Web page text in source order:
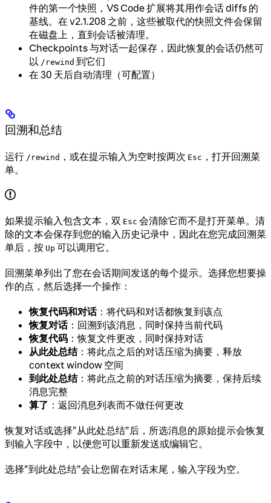
件的第一个快照，VS Code 扩展将其用作会话 diffs 的
基线。在 v2.1.208 之前，这些被取代的快照文件会保留
在磁盘上，直到会话被清理。
Checkpoints 与对话一起保存，因此恢复的会话仍然可
以 /rewind 到它们
在 30 天后自动清理（可配置）
回溯和总结
运行 /rewind ，或在提示输入为空时按两次 Esc ，打开回溯菜
单。
如果提示输入包含文本，双 Esc 会清除它而不是打开菜单。清
除的文本会保存到您的输入历史记录中，因此在您完成回溯菜
单后，按 Up 可以调用它。
回溯菜单列出了您在会话期间发送的每个提示。选择您想要操
作的点，然后选择一个操作：
恢复代码和对话：将代码和对话都恢复到该点
恢复对话：回溯到该消息，同时保持当前代码
恢复代码 ：恢复文件更改，同时保持对话
从此处总结：将此点之后的对话压缩为摘要，释放
context window 空间
到此处总结：将此点之前的对话压缩为摘要，保持后续
消息完整
算了 ：返回消息列表而不做任何更改
恢复对话或选择”从此处总结”后，所选消息的原始提示会恢复
到输入字段中，以便您可以重新发送或编辑它。
选择”到此处总结”会让您留在对话末尾，输入字段为空。